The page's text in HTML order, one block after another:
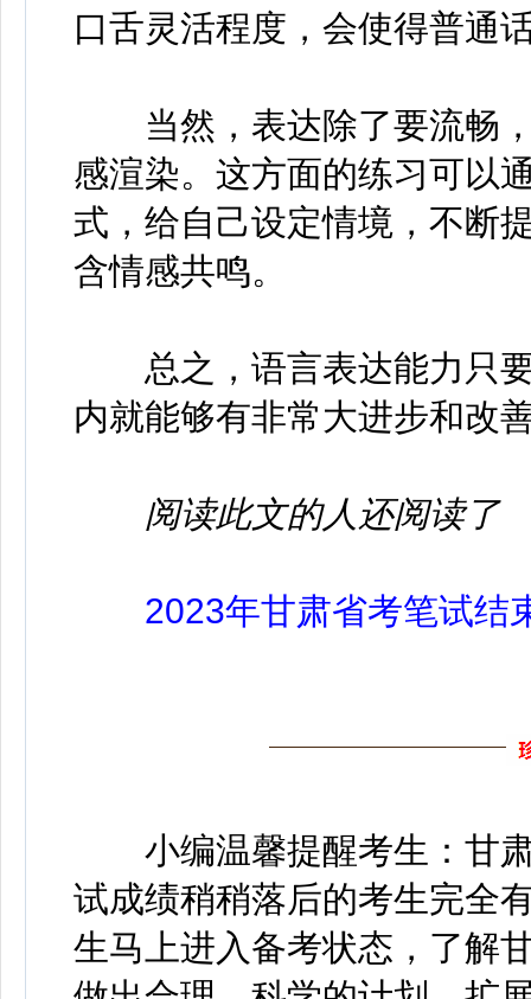
口舌灵活程度，会使得普通
当然，表达除了要流畅，
感渲染。这方面的练习可以
式，给自己设定情境，不断
含情感共鸣。
总之，语言表达能力只要
内就能够有非常大进步和改
阅读此文的人还阅读了
2023年甘肃省考笔试结
小编温馨提醒考生：甘
试成绩稍稍落后的考生完全
生马上进入备考状态，了解